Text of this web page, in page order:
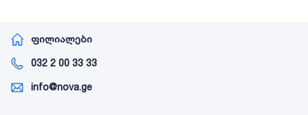
ფილიალები
032 2 00 33 33
info@nova.ge